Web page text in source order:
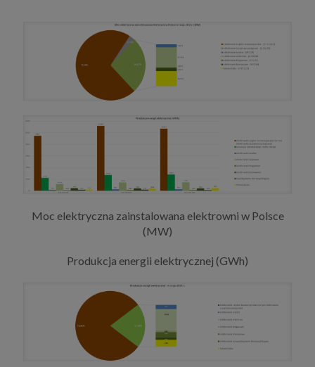
Moc elektryczna zainstalowana elektrowni w Polsce
(MW)
Produkcja energii elektrycznej (GWh)